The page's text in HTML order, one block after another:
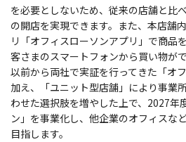
を必要としないため、従来の店舗と比
の開店を実現できます。また、本店舗
リ「オフィスローソンアプリ」で商品
客さまのスマートフォンから買い物がで
以前から両社で実証を行ってきた「オ
加え、「ユニット型店舗」により事業
わせた選択肢を増やした上で、2027年
ン」を事業化し、他企業のオフィスな
目指します。